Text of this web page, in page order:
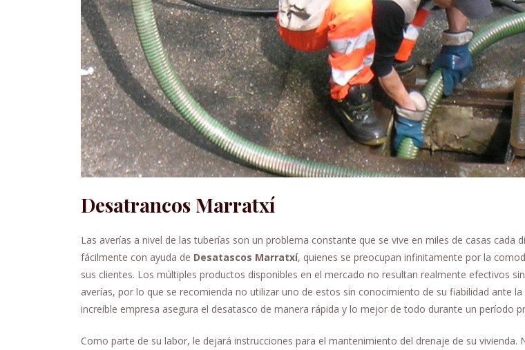
Desatrancos Marratxí
Las averías a nivel de las tuberías son un problema constante que se vive en miles de casas cada
fácilmente con ayuda de Desatascos Marratxí, quienes se preocupan infinitamente por la
sus clientes. Los múltiples productos disponibles en el mercado no resultan realmente efectivos
averías, por lo que se recomienda no utilizar uno de estos sin conocimiento de su fiabilidad ante
increíble empresa asegura el desatasco de manera rápida y lo mejor de todo durante un período
Como parte de su labor, le dejará instrucciones para el mantenimiento del drenaje de su vivienda.